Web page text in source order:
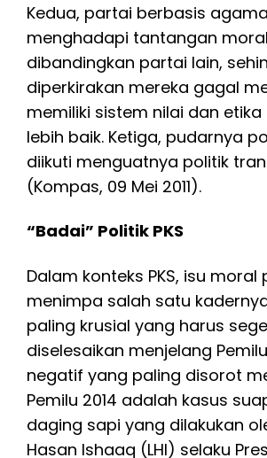
Kedua, partai berbasis agama
menghadapi tantangan
dibandingkan partai lain,
diperkirakan mereka gagal
memiliki sistem nilai dan
lebih baik. Ketiga, pudarnya
diikuti menguatnya politik
(Kompas, 09 Mei 2011).
“Badai” Politik PKS
Dalam konteks PKS, isu moral
menimpa salah satu
paling krusial yang harus
diselesaikan menjelang Pemilu
negatif yang paling disorot
Pemilu 2014 adalah kasus
daging sapi yang dilakukan
Hasan Ishaaq (LHI) selaku